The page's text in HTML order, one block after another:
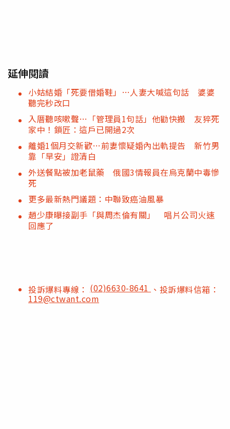
延伸閱讀
小姑結婚「死要借婚鞋」…人妻大喊這句話 婆婆
聽完秒改口
入厝聽咳嗽聲…「管理員1句話」他勸快搬 友猝死
家中！鎖匠：這戶已開過2次
離婚1個月交新歡…前妻懷疑婚內出軌提告 新竹男
靠「早安」證清白
外送餐點被加老鼠藥 俄國3情報員在烏克蘭中毒慘
死
更多最新熱門議題：中聯致癌油風暴
趙少康曝接副手「與周杰倫有關」 唱片公司火速
回應了
投訴爆料專線： (02)6630-8641 、投訴爆料信箱：
119@ctwant.com